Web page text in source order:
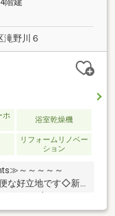
滝野川６
ホ
浴室乾燥機
リフォームリノベー
ション
～～～～～
な好立地です◇新
な住まい◇フルリフ
エアコン2台設